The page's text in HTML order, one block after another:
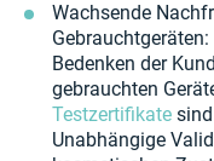
Wachsende
Bedenken der
gebrauchten
Testzertifikate
Unabhängige